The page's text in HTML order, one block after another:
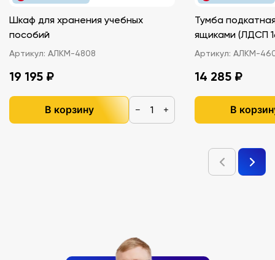
Шкаф для хранения учебных
пособий
Артикул: АЛКМ-4808
19 195 ₽
В корзину − +
Тумба
ящиками
Артикул: АЛКМ-
14 285 ₽
В